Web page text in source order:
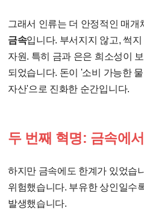
그래서 인류는 더 안정적인 매개
금속입니다. 부서지지 않고, 썩
자원. 특히 금과 은은 희소성이
되었습니다. 돈이 '소비 가능한
자산'으로 진화한 순간입니다.
두 번째 혁명: 금속에
하지만 금속에도 한계가 있었습
위험했습니다. 부유한 상인일수
발생했습니다.